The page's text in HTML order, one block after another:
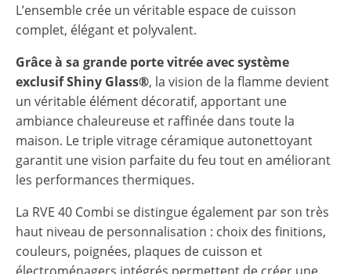
L’ensemble crée un véritable espace de cuisson
complet, élégant et polyvalent.
Grâce à sa grande porte vitrée avec système
exclusifShiny Glass®, la vision de la flamme devient
un véritable élément décoratif, apportant une
ambiance chaleureuse et raffinée dans toute la
maison. Le triple vitrage céramique autonettoyant
garantit une vision parfaite du feu tout en améliorant
les performances thermiques.
La RVE 40 Combi se distingue également par son très
haut niveau de personnalisation : choix des finitions,
couleurs, poignées, plaques de cuisson et